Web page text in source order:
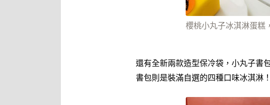
櫻桃小丸子冰淇淋蛋糕
還有全新兩款造型保冷袋，小丸子書
書包則是裝滿自選的四種口味冰淇淋！